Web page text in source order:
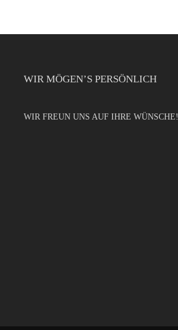
WIR MÖGEN’S PERSÖNLICH
WIR FREUN UNS AUF IHRE WÜNSCHE!